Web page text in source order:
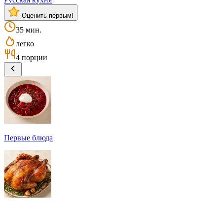
Оценить первым!
35 мин.
легко
4 порции
Первые блюда